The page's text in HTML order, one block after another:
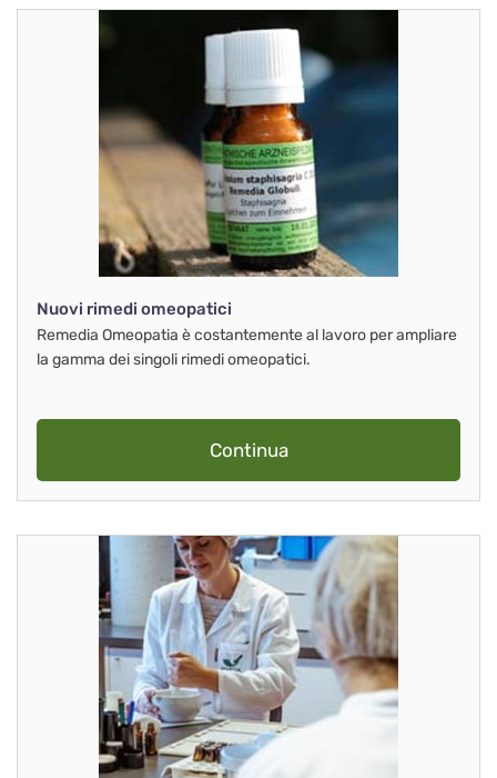
Nuovi rimedi omeopatici
Remedia Omeopatia è costantemente al lavoro per ampliare
la gamma dei singoli rimedi omeopatici.
Continua